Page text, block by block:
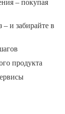
– покупая
– и забирайте в
продукта